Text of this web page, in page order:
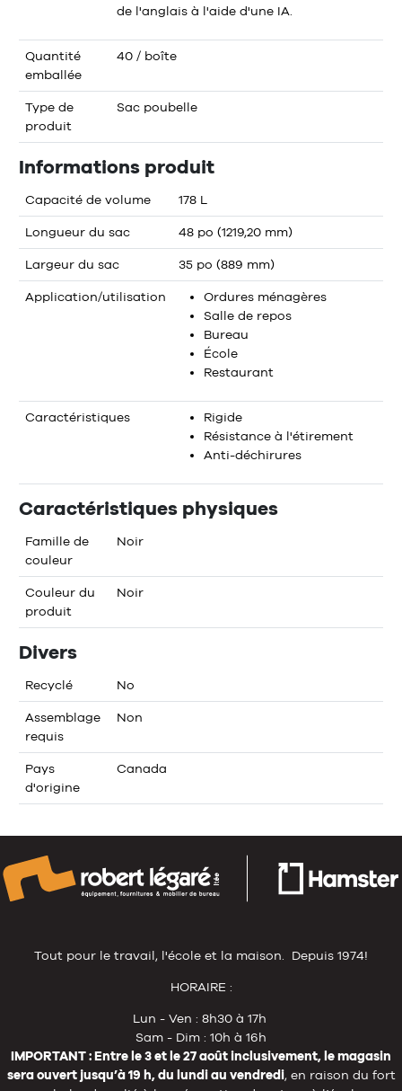
de l'anglais à l'aide d'une IA.
Quantité
emballée
40 / boîte
Type de
produit
Sac poubelle
Informations produit
Capacité de volume 178 L
Longueur du sac 48 po (1219,20 mm)
Largeur du sac 35 po (889 mm)
Application/utilisation
Ordures ménagères
Salle de repos
Bureau
École
Restaurant
Caractéristiques
Rigide
Résistance à l'étirement
Anti-déchirures
Caractéristiques physiques
Famille de
couleur
Noir
Couleur du
produit
Noir
Divers
Recyclé No
Assemblage
requis
Non
Pays
d'origine
Canada
Tout pour le travail, l'école et la maison. Depuis 1974!
HORAIRE :
Lun - Ven : 8h30 à 17h
Sam - Dim : 10h à 16h
IMPORTANT : Entre le 3 et le 27 août inclusivement, le magasin
sera ouvert jusqu’à 19 h, du lundi au vendredi, en raison du fort